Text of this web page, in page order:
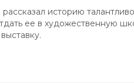
историю
ее в художественную